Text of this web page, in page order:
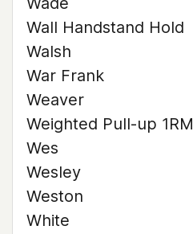
Wall Handstand Hold
Walsh
War Frank
Weaver
Weighted Pull-up 1RM
Wes
Wesley
Weston
White